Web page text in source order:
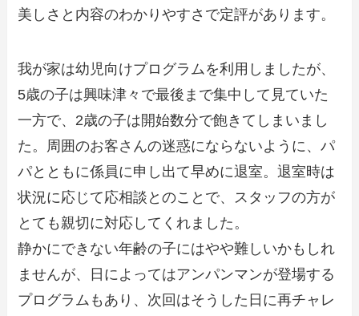
美しさと内容のわかりやすさで定評があります。
我が家は幼児向けプログラムを利用しましたが、
5歳の子は興味津々で最後まで集中して見ていた
一方で、2歳の子は開始数分で飽きてしまいまし
た。周囲のお客さんの迷惑にならないように、パ
パとともに係員に申し出て早めに退室。退室時は
状況に応じて応相談とのことで、スタッフの方が
とても親切に対応してくれました。
静かにできない年齢の子にはやや難しいかもしれ
ませんが、日によってはアンパンマンが登場する
プログラムもあり、次回はそうした日に再チャレ